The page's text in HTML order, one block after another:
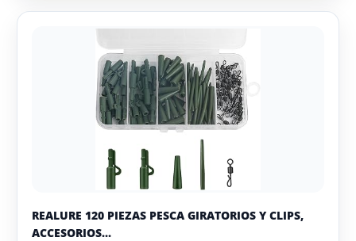
REALURE 120 PIEZAS PESCA GIRATORIOS Y CLIPS,
ACCESORIOS...